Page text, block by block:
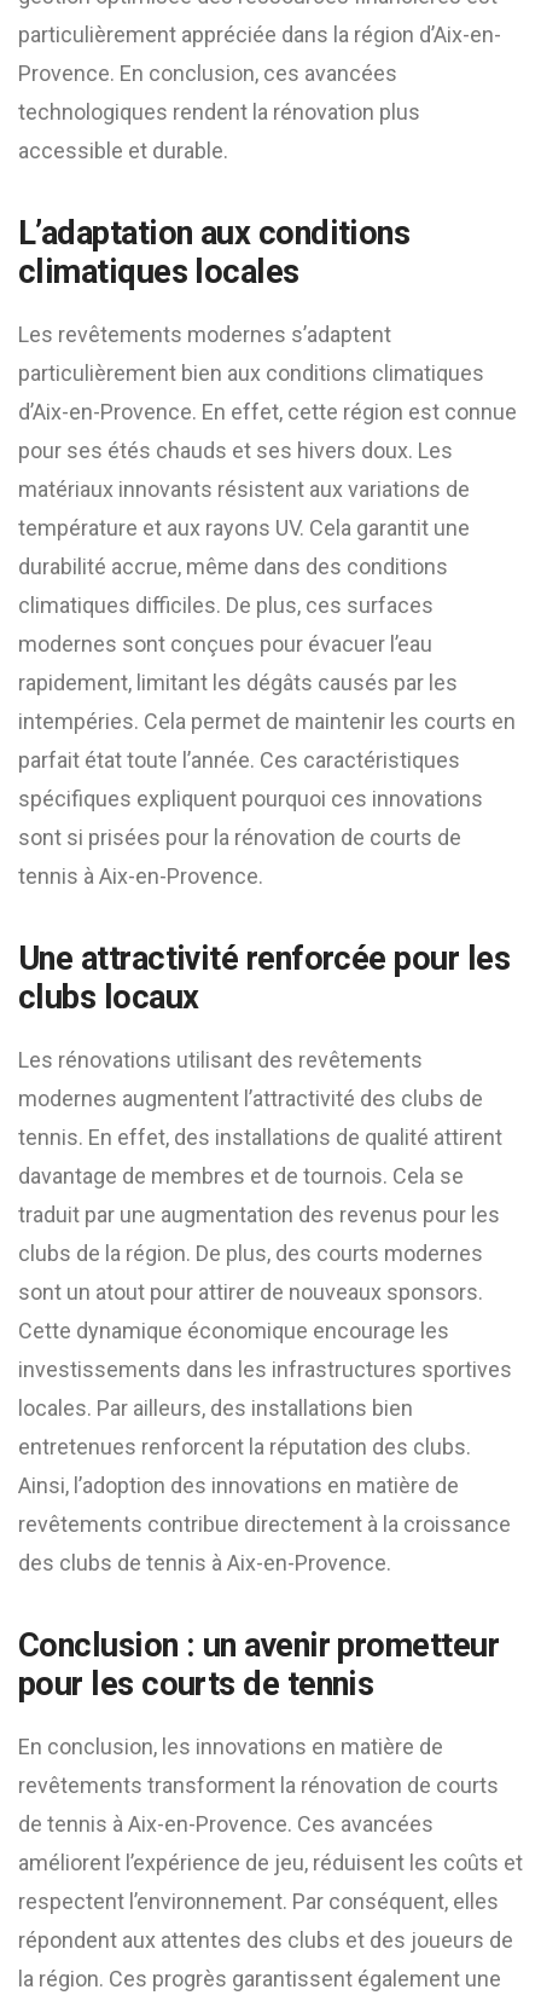
particulièrement appréciée dans la région d’Aix-en-
Provence. En conclusion, ces avancées
technologiques rendent la rénovation plus
accessible et durable.
L’adaptation aux conditions
climatiques locales
Les revêtements modernes s’adaptent
particulièrement bien aux conditions climatiques
d’Aix-en-Provence. En effet, cette région est connue
pour ses étés chauds et ses hivers doux. Les
matériaux innovants résistent aux variations de
température et aux rayons UV. Cela garantit une
durabilité accrue, même dans des conditions
climatiques difficiles. De plus, ces surfaces
modernes sont conçues pour évacuer l’eau
rapidement, limitant les dégâts causés par les
intempéries. Cela permet de maintenir les courts en
parfait état toute l’année. Ces caractéristiques
spécifiques expliquent pourquoi ces innovations
sont si prisées pour la rénovation de courts de
tennis à Aix-en-Provence.
Une attractivité renforcée pour les
clubs locaux
Les rénovations utilisant des revêtements
modernes augmentent l’attractivité des clubs de
tennis. En effet, des installations de qualité attirent
davantage de membres et de tournois. Cela se
traduit par une augmentation des revenus pour les
clubs de la région. De plus, des courts modernes
sont un atout pour attirer de nouveaux sponsors.
Cette dynamique économique encourage les
investissements dans les infrastructures sportives
locales. Par ailleurs, des installations bien
entretenues renforcent la réputation des clubs.
Ainsi, l’adoption des innovations en matière de
revêtements contribue directement à la croissance
des clubs de tennis à Aix-en-Provence.
Conclusion : un avenir prometteur
pour les courts de tennis
En conclusion, les innovations en matière de
revêtements transforment la rénovation de courts
de tennis à Aix-en-Provence. Ces avancées
améliorent l’expérience de jeu, réduisent les coûts et
respectent l’environnement. Par conséquent, elles
répondent aux attentes des clubs et des joueurs de
la région. Ces progrès garantissent également une